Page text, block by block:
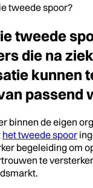
tweede spoor?
tweede
die na
kunnen
passend
binnen de eigen
het tweede spoor
begeleiding om
te